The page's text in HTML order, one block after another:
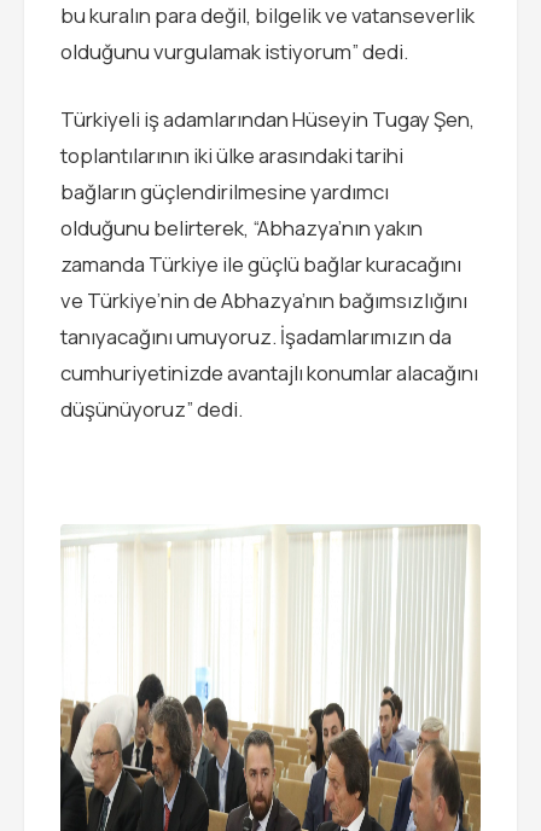
bu kuralın para değil, bilgelik ve vatanseverlik
olduğunu vurgulamak istiyorum” dedi.
Türkiyeli iş adamlarından Hüseyin Tugay Şen,
toplantılarının iki ülke arasındaki tarihi
bağların güçlendirilmesine yardımcı
olduğunu belirterek, “Abhazya’nın yakın
zamanda Türkiye ile güçlü bağlar kuracağını
ve Türkiye’nin de Abhazya’nın bağımsızlığını
tanıyacağını umuyoruz. İşadamlarımızın da
cumhuriyetinizde avantajlı konumlar alacağını
düşünüyoruz” dedi.